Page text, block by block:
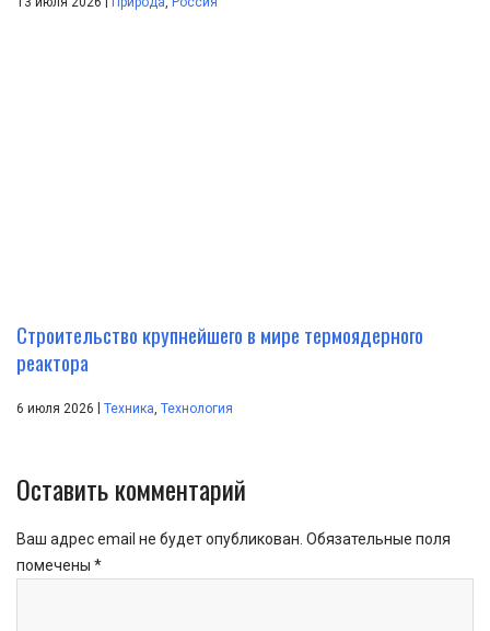
Строительство крупнейшего в мире термоядерного
реактора
6 июля 2026 | Техника, Технология
Оставить комментарий
Ваш адрес email не будет опубликован. Обязательные поля
помечены *